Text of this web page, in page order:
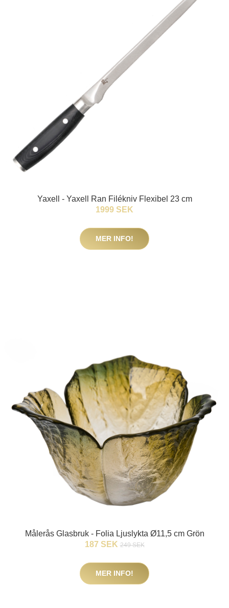
Yaxell - Yaxell Ran Filékniv Flexibel 23 cm
1999 SEK
MER INFO!
Målerås Glasbruk - Folia Ljuslykta Ø11,5 cm Grön
187 SEK 249 SEK
MER INFO!